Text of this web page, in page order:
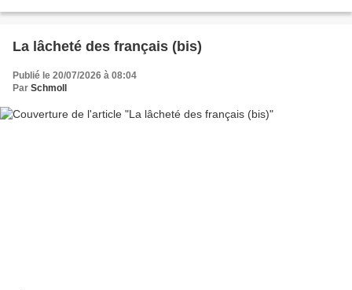
La lâcheté des français (bis)
Publié le 20/07/2026 à 08:04
Par Schmoll